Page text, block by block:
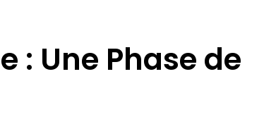
: Une Phase de